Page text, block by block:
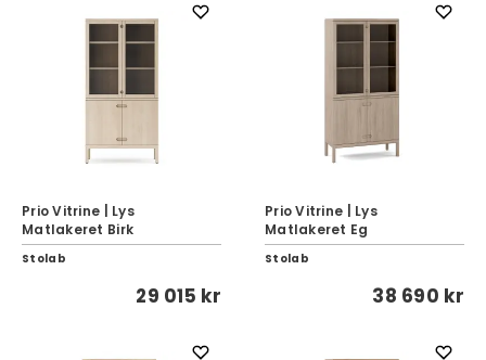
Prio Vitrine | Lys
Matlakeret Birk
Stolab
29 015 kr
Prio Vitrine | Lys
Matlakeret Eg
Stolab
38 690 kr